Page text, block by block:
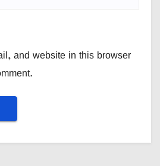
and website in this browser